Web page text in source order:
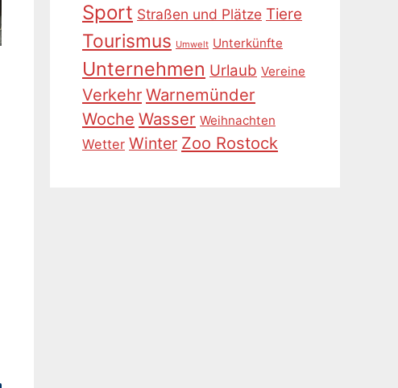
Sport Straßen und Plätze Tiere
Tourismus Umwelt Unterkünfte
Unternehmen Urlaub Vereine
Verkehr Warnemünder
Woche Wasser Weihnachten
Wetter Winter Zoo Rostock